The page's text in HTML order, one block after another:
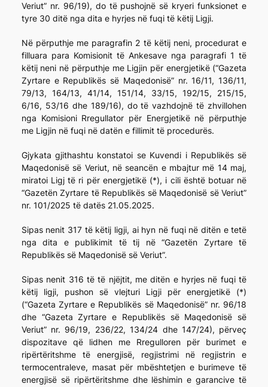
Veriut” nr. 96/19), do të pushojnë së kryeri funksionet e
tyre 30 ditë nga dita e hyrjes në fuqi të këtij Ligji.
Në përputhje me paragrafin 2 të këtij neni, procedurat e
filluara para Komisionit të Ankesave nga paragrafi 1 të
këtij neni në përputhje me Ligjin për energjetikë (“Gazeta
Zyrtare e Republikës së Maqedonisë” nr. 16/11, 136/11,
79/13, 164/13, 41/14, 151/14, 33/15, 192/15, 215/15,
6/16, 53/16 dhe 189/16), do të vazhdojnë të zhvillohen
nga Komisioni Rregullator për Energjetikë në përputhje
me Ligjin në fuqi në datën e fillimit të procedurës.
Gjykata gjithashtu konstatoi se Kuvendi i Republikës së
Maqedonisë së Veriut, në seancën e mbajtur më 14 maj,
miratoi Ligj të ri për energjetikë (*), i cili është botuar në
“Gazetën Zyrtare të Republikës së Maqedonisë së Veriut”
nr. 101/2025 të datës 21.05.2025.
Sipas nenit 317 të këtij ligji, ai hyn në fuqi në ditën e tetë
nga dita e publikimit të tij në “Gazetën Zyrtare të
Republikës së Maqedonisë së Veriut”.
Sipas nenit 316 të të njëjtit, me ditën e hyrjes në fuqi të
këtij ligji, pushon së vlejturi Ligji për energjetikë (*)
(“Gazeta Zyrtare e Republikës së Maqedonisë” nr. 96/18
dhe “Gazeta Zyrtare e Republikës së Maqedonisë së
Veriut” nr. 96/19, 236/22, 134/24 dhe 147/24), përveç
dispozitave që lidhen me Rregulloren për burimet e
ripërtëritshme të energjisë, regjistrimi në regjistrin e
termocentraleve, masat për mbështetjen e burimeve të
energjisë së ripërtëritshme dhe lëshimin e garancive të